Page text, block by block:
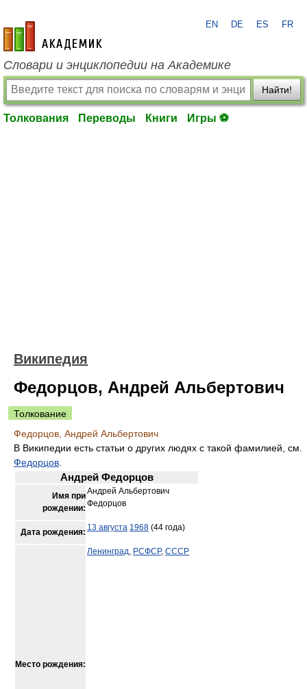
academic.ru
EN DE ES FR
Словари и энциклопедии на Академике
Найти!
Толкования Переводы Книги Игры ⚽
Википедия
Федорцов, Андрей Альбертович
Толкование
Федорцов, Андрей Альбертович
В Википедии есть статьи о других людях с такой фамилией, см.
Федорцов
Андрей Федорцов
Имя при
рождении:
Андрей Альбертович
Федорцов
Дата рождения: 13 августа 1968 (44 года)
Место рождения:
Ленинград, РСФСР, СССР